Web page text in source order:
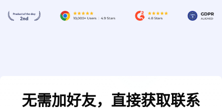
无需加好友，直接获取联系